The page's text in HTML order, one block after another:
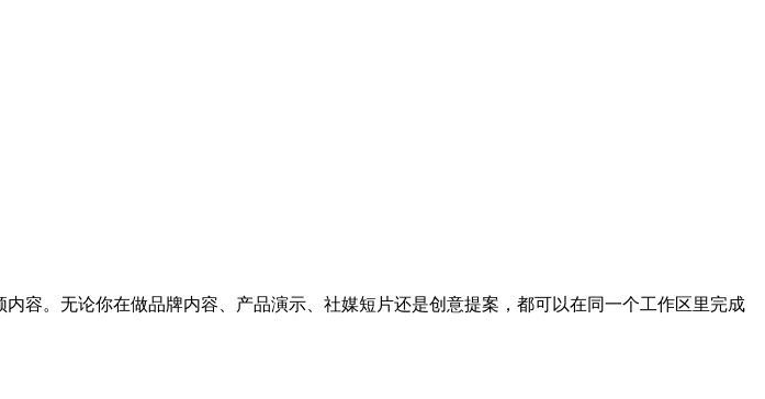
容。无论你在做品牌内容、产品演示、社媒短片还是创意提案，都可以在同一个工作区里完成